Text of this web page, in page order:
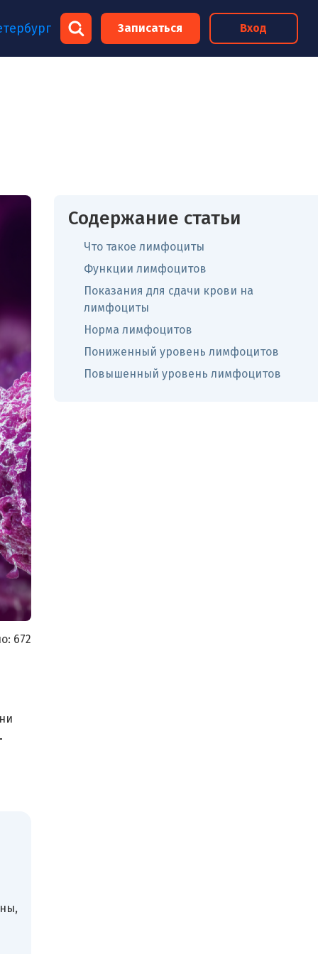
Записаться Вход
672
Содержание статьи
Что такое лимфоциты
Функции лимфоцитов
Показания для сдачи крови на
лимфоциты
Норма лимфоцитов
Пониженный уровень лимфоцитов
Повышенный уровень лимфоцитов
×